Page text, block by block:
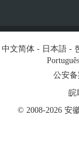
中文简体- 日本語-
Português
公安备
皖
© 2008-2026 安